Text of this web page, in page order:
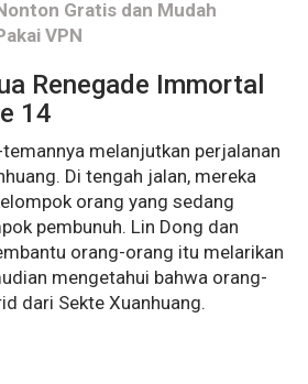
Gratis dan Mudah
VPN
Renegade Immortal
14
melanjutkan perjalanan
Di tengah jalan, mereka
orang yang sedang
pembunuh. Lin Dong dan
orang-orang itu melarikan
mengetahui bahwa orang-
dari Sekte Xuanhuang.